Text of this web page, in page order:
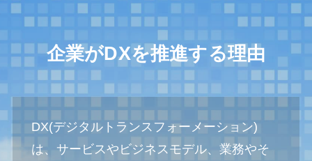
企業がDXを推進する理由
DX(デジタルトランスフォーメーション)
は、サービスやビジネスモデル、業務やそ